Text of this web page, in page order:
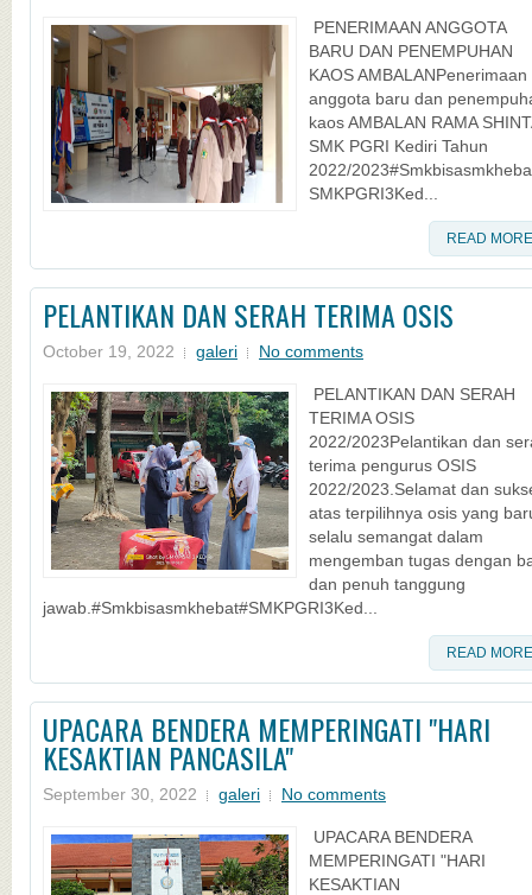
PENERIMAAN ANGGOTA
BARU DAN PENEMPUHAN
KAOS AMBALANPenerimaan
anggota baru dan
kaos AMBALAN RAMA
SMK PGRI Kediri Tahun
2022/
SMKPGRI3Ked...
READ MORE
PELANTIKAN DAN SERAH TERIMA OSIS
October 19, 2022 galeri No comments
PELANTIKAN DAN SERAH
TERIMA OSIS
2022/2023Pelantikan dan
terima pengurus OSIS
2022/2023.Selamat dan
atas terpilihnya osis yang
selalu semangat dalam
mengemban tugas dengan
dan penuh tanggung
jawab.#Smkbisasmkhebat#SMKPGRI3Ked...
READ MORE
UPACARA BENDERA MEMPERINGATI "HARI
KESAKTIAN PANCASILA"
September 30, 2022 galeri No comments
UPACARA BENDERA
MEMPERINGATI "HARI
KESAKTIAN